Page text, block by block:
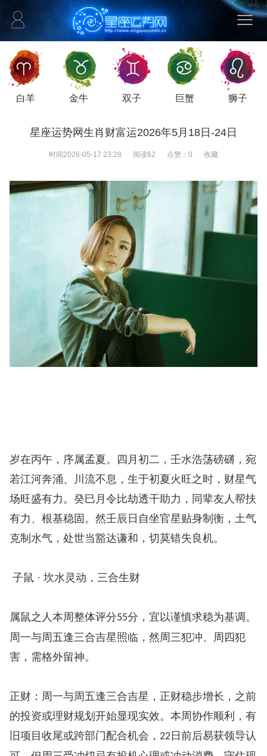
白羊 金牛 双子 巨蟹 狮子
星座运势网生肖财富运2026年5月18日-24日
时间2026-05-17 23:28 阅读62 点赞： 0 收藏
岁在丙午，序属孟夏。四月初二，壬水浩荡磅礴，宛
若江河奔涌、川流不息，生于初夏火旺之时，财星气
场旺盛有力。癸巳月令比劫透干助力，同辈友人帮扶
有力、根基稳固。然壬辰日自坐官星贴身制衡，土气
克制水气，处世当豁达谦和，切莫错失良机。
子鼠 · 坎水灵动，三合生财
属鼠之人本周整体评分55分，宜以谨慎求稳为基调。
周一与周五逢三合吉星照临，然周三犯冲、周四犯
害，需格外留神。
正财：周一与周五逢三合吉星，正财稳步增长，之前
的投资或理财规划开始显现实效。本周协作顺利，有
旧项目收尾或跨部门配合机会， 22日前后易获领导认